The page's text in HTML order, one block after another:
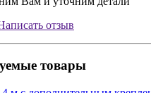
отзыв
товары